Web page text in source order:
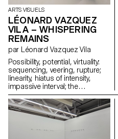
ARTS VISUELS
LÉONARD VAZQUEZ
VILA – WHISPERING
REMAINS
par Léonard Vazquez Vila
Possibility, potential, virtuality:
sequencing, veering, rupture;
linearity, hiatus of intensity,
impassive interval; the
predictable, unpredictability, the
senseless; the only thought, the
thinkable, the unthinkable; the
already felt, the felt, the
insensate; the possible, the